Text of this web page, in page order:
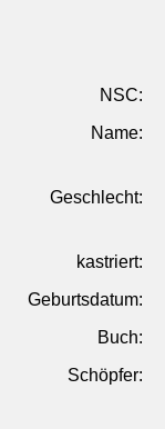
NSC:
Name:
Geschlecht:
kastriert:
Geburtsdatum:
Buch:
Schöpfer: